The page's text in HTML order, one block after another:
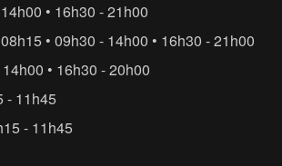
• 16h30 - 21h00
• 09h30 - 14h00 • 16h30 - 21h00
• 16h30 - 20h00
- 11h45
- 11h45